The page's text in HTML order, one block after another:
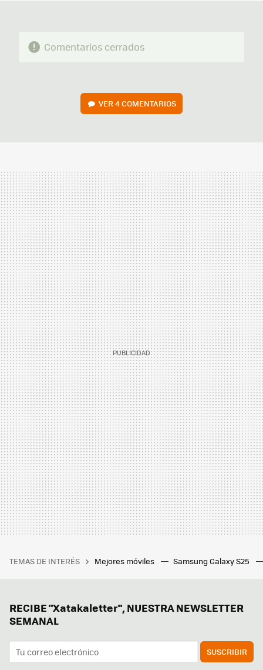
Comentarios cerrados
VER 4 COMENTARIOS
TEMAS DE INTERÉS Mejores móviles Samsung Galaxy S25
RECIBE "Xatakaletter", NUESTRA NEWSLETTER
SEMANAL
SUSCRIBIR